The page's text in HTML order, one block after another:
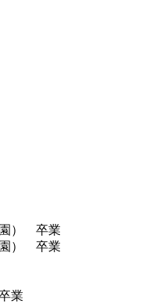
園） 卒業
園） 卒業
業